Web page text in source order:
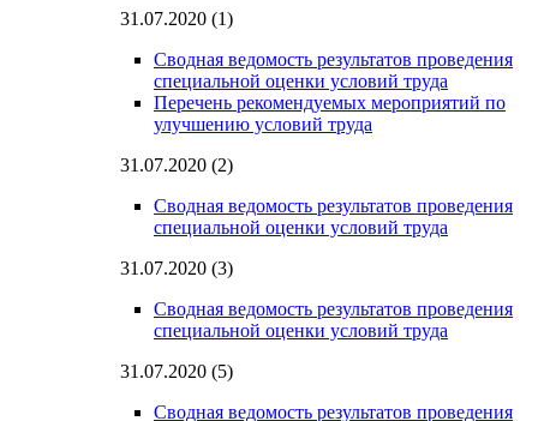
31.07.2020 (1)
Сводная ведомость результатов проведения
специальной оценки условий труда
Перечень рекомендуемых мероприятий по
улучшению условий труда
31.07.2020 (2)
Сводная ведомость результатов проведения
специальной оценки условий труда
31.07.2020 (3)
Сводная ведомость результатов проведения
специальной оценки условий труда
31.07.2020 (5)
Сводная ведомость результатов проведения